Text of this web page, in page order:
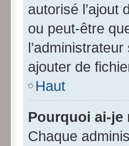
autorisé l’ajout
ou peut-être
ajouter de
Haut
Pourquoi ai-je
Chaque